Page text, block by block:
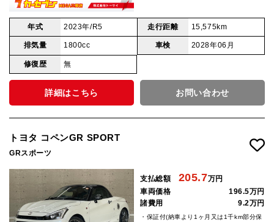
年式 2023年/R5 走行距離 15,575km
排気量 1800cc 車検 2028年06月
修復歴 無
詳細はこちら お問い合わせ
トヨタ コペンGR SPORT
GRスポーツ
支払総額 205.7万円
車両価格
196.5万円
諸費用
9.2万円
・保証付(納車より1ヶ月又は1千km部分保